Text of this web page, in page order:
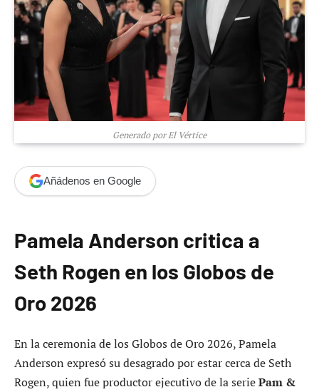
Generado por El Vértice
Añádenos en Google
Pamela Anderson critica a
Seth Rogen en los Globos de
Oro 2026
En la ceremonia de los Globos de Oro 2026, Pamela
Anderson expresó su desagrado por estar cerca de Seth
Rogen, quien fue productor ejecutivo de la seriePam &